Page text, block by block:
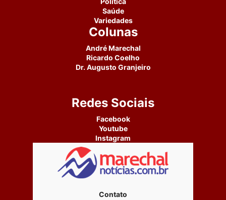
Saúde
Variedades
Colunas
André Marechal
Ricardo Coelho
Dr. Augusto Granjeiro
Redes Sociais
Facebook
Youtube
Instagram
Contato